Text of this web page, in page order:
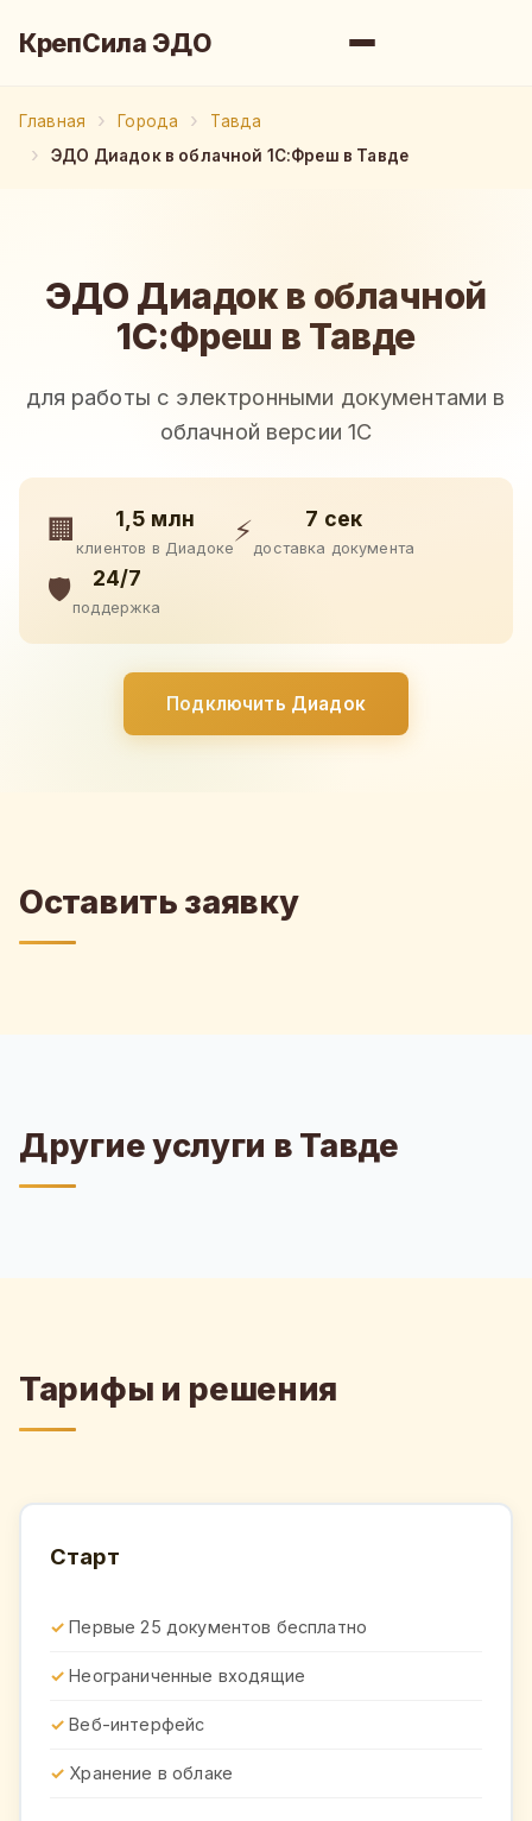
КрепСила ЭДО
Главная Города
Тавда
ЭДО Диадок в облачной 1С:Фреш в Тавде
ЭДО Диадок в облачной
1С:Фреш в Тавде
для работы с электронными документами в
облачной версии 1С
🏢 1,5 млн
клиентов в Диадоке
⚡ 7 сек
доставка документа
🛡️ 24/7
поддержка
Подключить Диадок
Оставить заявку
Другие услуги в Тавде
Тарифы и решения
Старт
Первые 25 документов бесплатно
Неограниченные входящие
Веб-интерфейс
Хранение в облаке